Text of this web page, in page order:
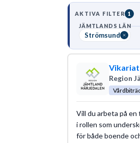
AKTIVA FILTER 1
JÄMTLANDS LÄN
Strömsund
Vikariat
Region
Vill du arbeta på en
i rollen som
för både boende